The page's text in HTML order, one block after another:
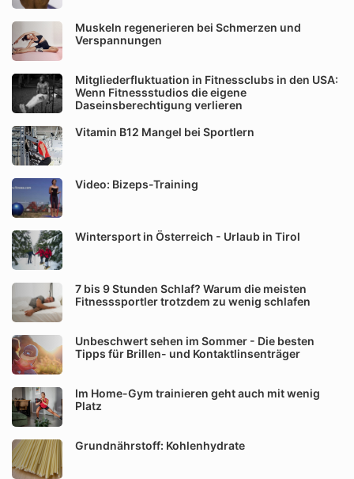
Muskeln regenerieren bei Schmerzen und
Verspannungen
Mitgliederfluktuation in Fitnessclubs in den USA:
Wenn Fitnessstudios die eigene
Daseinsberechtigung verlieren
Vitamin B12 Mangel bei Sportlern
Video: Bizeps-Training
Wintersport in Österreich - Urlaub in Tirol
7 bis 9 Stunden Schlaf? Warum die meisten
Fitnesssportler trotzdem zu wenig schlafen
Unbeschwert sehen im Sommer - Die besten
Tipps für Brillen- und Kontaktlinsenträger
Im Home-Gym trainieren geht auch mit wenig
Platz
Grundnährstoff: Kohlenhydrate